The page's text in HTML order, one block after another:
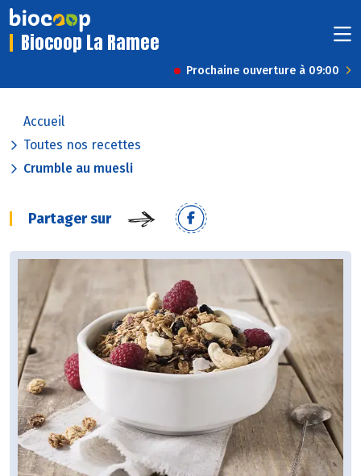
Biocoop La Ramee
Prochaine ouverture à 09:00
Accueil
Toutes nos recettes
Crumble au muesli
Partager sur